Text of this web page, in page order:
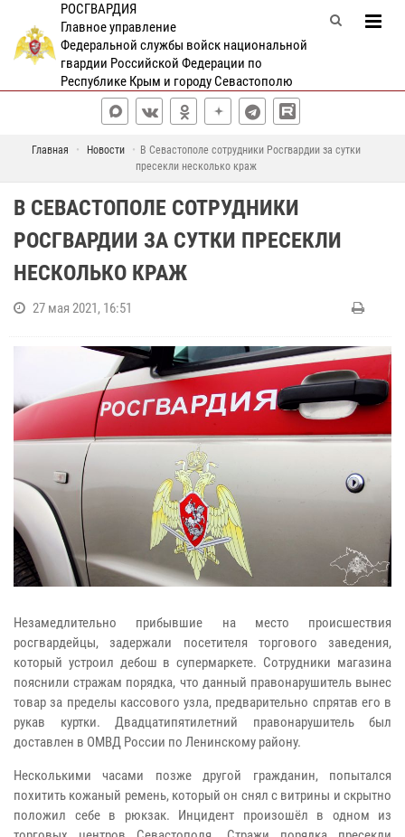
РОСГВАРДИЯ
Главное управление
Федеральной службы войск национальной
гвардии Российской Федерации по
Республике Крым и городу Севастополю
Главная Новости
В Севастополе сотрудники Росгвардии за сутки
пресекли несколько краж
В СЕВАСТОПОЛЕ СОТРУДНИКИ
РОСГВАРДИИ ЗА СУТКИ ПРЕСЕКЛИ
НЕСКОЛЬКО КРАЖ
27 мая 2021, 16:51
Незамедлительно прибывшие на место происшествия
росгвардейцы, задержали посетителя торгового заведения,
который устроил дебош в супермаркете. Сотрудники магазина
пояснили стражам порядка, что данный правонарушитель вынес
товар за пределы кассового узла, предварительно спрятав его в
рукав куртки. Двадцатипятилетний правонарушитель был
доставлен в ОМВД России по Ленинскому району.
Несколькими часами позже другой гражданин, попытался
похитить кожаный ремень, который он снял с витрины и скрытно
положил себе в рюкзак. Инцидент произошёл в одном из